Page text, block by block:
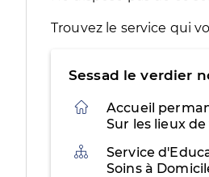
Trouvez le service qui
Sessad le verdier
Accueil
Sur les lieux de
Organisation
Service
Soins à